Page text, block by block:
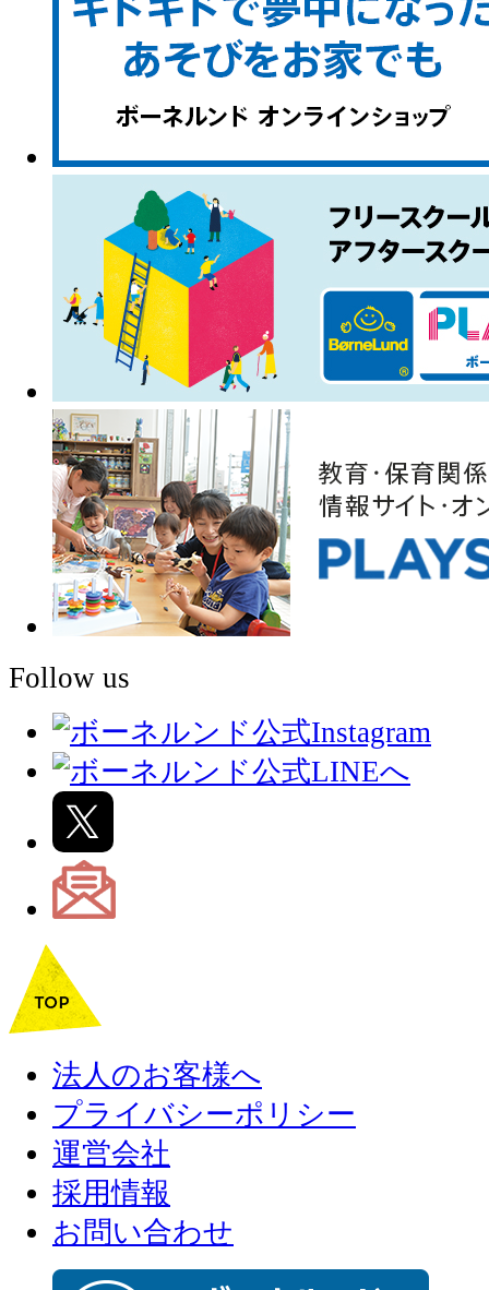
Follow us
法人のお客様へ
プライバシーポリシー
運営会社
採用情報
お問い合わせ